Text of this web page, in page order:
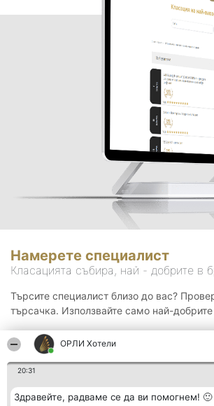
ОРЛИ Хотели
20:31
Здравейте, радваме се да ви помогнем! 🙂
Намерете специалист
Класацията събира, най - добрите в
Търсите специалист близо до вас?
търсачка. Използвайте само най-добрите